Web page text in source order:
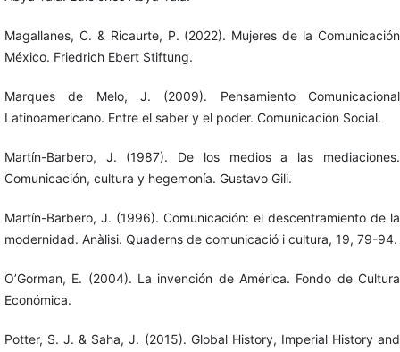
Magallanes, C. & Ricaurte, P. (2022). Mujeres de la Comunicación
México. Friedrich Ebert Stiftung.
Marques de Melo, J. (2009). Pensamiento Comunicacional
Latinoamericano. Entre el saber y el poder. Comunicación Social.
Martín-Barbero, J. (1987). De los medios a las mediaciones.
Comunicación, cultura y hegemonía. Gustavo Gili.
Martín-Barbero, J. (1996). Comunicación: el descentramiento de la
modernidad. Anàlisi. Quaderns de comunicació i cultura, 19, 79-94.
O’Gorman, E. (2004). La invención de América. Fondo de Cultura
Económica.
Potter, S. J. & Saha, J. (2015). Global History, Imperial History and